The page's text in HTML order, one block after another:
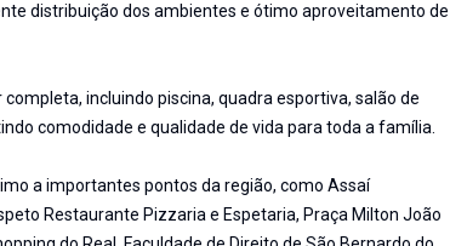
distribuição dos ambientes e ótimo aproveitamento de
incluindo piscina, quadra esportiva, salão de
comodidade e qualidade de vida para toda a família.
a importantes pontos da região, como Assaí
Restaurante Pizzaria e Espetaria, Praça Milton João